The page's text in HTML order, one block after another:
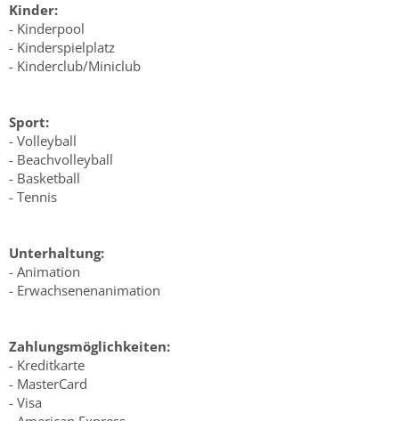
Kinder:
- Kinderpool
- Kinderspielplatz
- Kinderclub/Miniclub
Sport:
- Volleyball
- Beachvolleyball
- Basketball
- Tennis
Unterhaltung:
- Animation
- Erwachsenenanimation
Zahlungsmöglichkeiten:
- Kreditkarte
- MasterCard
- Visa